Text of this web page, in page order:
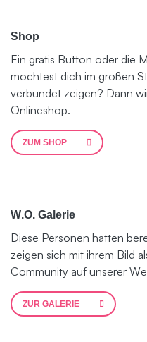
Shop
Ein gratis Button oder die
möchtest dich im großen
verbündet zeigen? Dann
Onlineshop.
ZUM SHOP
W.O. Galerie
Diese Personen hatten
zeigen sich mit ihrem Bild
Community auf unserer
ZUR GALERIE